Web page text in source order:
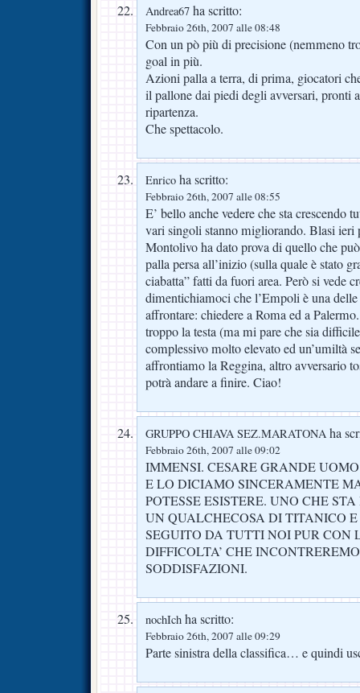
Andrea67 ha scritto:
Febbraio 26th, 2007 alle 08:48
Con un pò più di precisione (nemmeno
goal in più.
Azioni palla a terra, di prima, giocatori
il pallone dai piedi degli avversari, pronti
ripartenza.
Che spettacolo.
Enrico ha scritto:
Febbraio 26th, 2007 alle 08:55
E’ bello anche vedere che sta crescendo
vari singoli stanno migliorando. Blasi ieri
Montolivo ha dato prova di quello che
palla persa all’inizio (sulla quale è stato
ciabatta” fatti da fuori area. Però si vede
dimentichiamoci che l’Empoli è una
affrontare: chiedere a Roma ed a
troppo la testa (ma mi pare che sia
complessivo molto elevato ed un’umiltà
affrontiamo la Reggina, altro avversario
potrà andare a finire. Ciao!
GRUPPO CHIAVA SEZ.MARATONA ha
Febbraio 26th, 2007 alle 09:02
IMMENSI. CESARE GRANDE
E LO DICIAMO SINCERAMENTE
POTESSE ESISTERE. UNO CHE
UN QUALCHECOSA DI TITANICO E
SEGUITO DA TUTTI NOI PUR CON
DIFFICOLTA’ CHE
SODDISFAZIONI.
nochIch ha scritto:
Febbraio 26th, 2007 alle 09:29
Parte sinistra della classifica… e quindi